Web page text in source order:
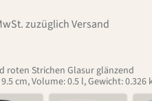
zuzüglich Versand
roten Strichen Glasur glänzend
cm, Volume: 0.5 l, Gewicht: 0.326